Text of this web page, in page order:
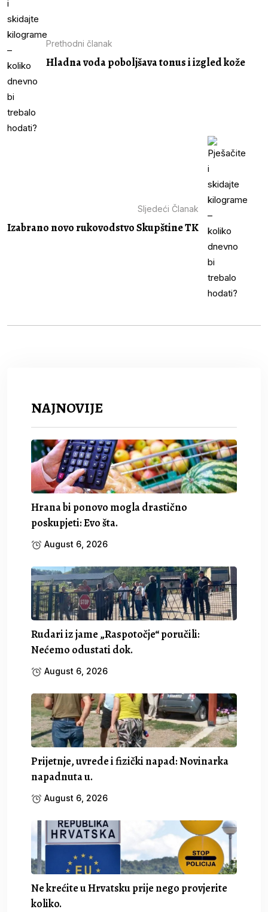
Prethodni članak
Hladna voda poboljšava tonus i izgled kože
Sljedeći Članak
Izabrano novo rukovodstvo Skupštine TK
NAJNOVIJE
Hrana bi ponovo mogla drastično
poskupjeti: Evo šta.
August 6, 2026
Rudari iz jame „Raspotočje“ poručili:
Nećemo odustati dok.
August 6, 2026
Prijetnje, uvrede i fizički napad: Novinarka
napadnuta u.
August 6, 2026
Ne krećite u Hrvatsku prije nego provjerite
koliko.